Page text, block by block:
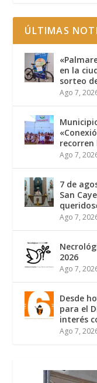
ÚLTIMAS
en la
sorteo
Ago 7,
Ago 7,
7 de
San
Ago 7,
2026
Ago 7,
Desde
para el
interés
Ago 7,